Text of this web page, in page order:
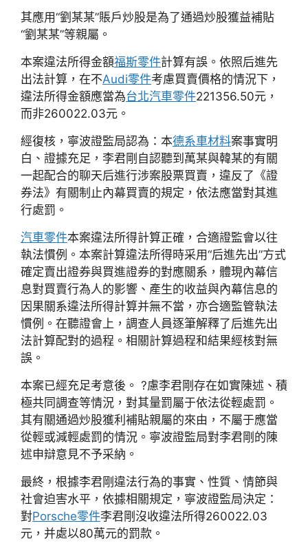
其應用“劉某某”賬戶炒股是為了通過炒股獲益補貼
“劉某某”等親屬。
本案違法所得金額福斯零件計算有誤。依照后進先
出法計算，在不Audi零件考慮買賣價格的情況下，
違法所得金額應當為台北汽車零件221356.50元，
而非260022.03元。
經復核，寧波證監局認為：本德系車材料案事實明
白、證據充足，李君剛自認聽到萬某與韓某的有關
一起配合的聊天后進行涉案股票買賣，違反了《證
券法》有關制止內幕買賣的規定，依法應當對其進
行處罰。
汽車零件本案違法所得計算正確，合適證監會以往
執法慣例。本案計算違法所得時采用“后進先出”方式
確定賣出證券與買進證券的對應關系，體現內幕信
息對買賣行為人的影響、產生的收益與內幕信息的
因果關系違法所得計算并無不當，亦合適監管執法
慣例。在聽證會上，調查人員逐筆解釋了后進先出
法計算配對的過程。相關計算過程和結果經核對無
誤。
本案已經充足考意後。 ?慮李君剛存在如實陳述、積
極共同調查等情況，對其量罰屬于依法從輕處罰。
其有關通過炒股獲利補貼親屬的來由，不屬于應當
從輕或減輕處罰的情況。寧波證監局對李君剛的陳
述申辯意見不予采納。
最終，根據李君剛違法行為的事實、性質、情節與
社會迫害水平，依據相關規定，寧波證監局決定：
對Porsche零件李君剛沒收違法所得260022.03
元，并處以80萬元的罰款。